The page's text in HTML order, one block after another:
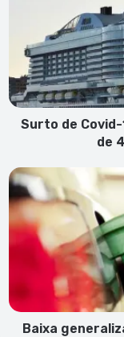
navio
cruzeiro
com
mais
pessoas
a
bordo
Surto de
de
Baixa
generalizada
dos
preços
combustíveis
Baixa